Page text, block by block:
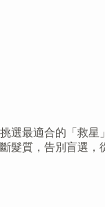
選最適合的「救星
髮質，告別盲選，